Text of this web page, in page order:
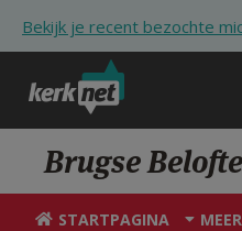
Bekijk je recent bezochte
KERK
Brugse Belofte
STARTPAGINA MEER